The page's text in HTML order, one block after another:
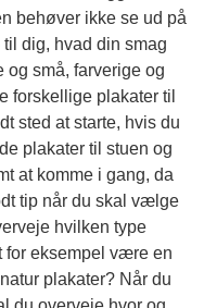
behøver ikke se ud på
dig, hvad din smag
og små, farverige og
forskellige plakater til
sted at starte, hvis du
plakater til stuen og
at komme i gang, da
tip når du skal vælge
hvilken type
for eksempel være en
plakater? Når du